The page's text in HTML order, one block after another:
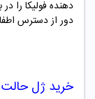
دهنده فولیکا را
دور از دسترس
خرید ژل حالت